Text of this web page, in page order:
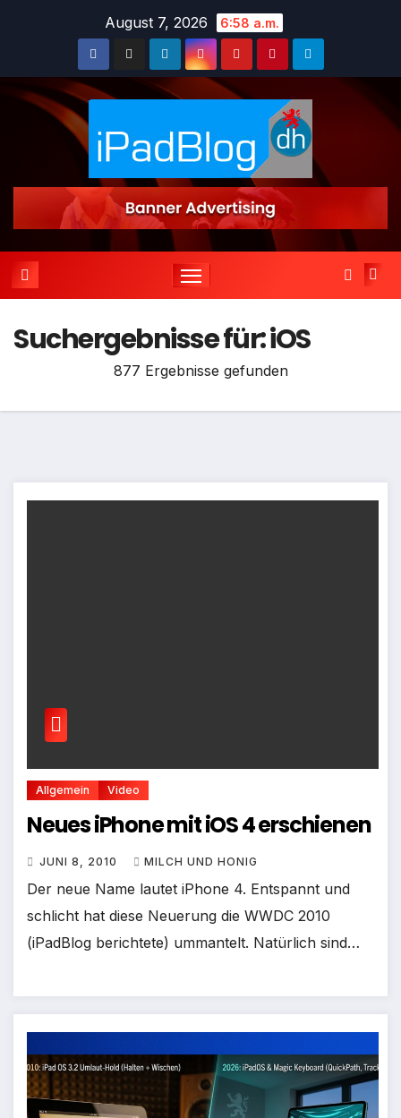
August 7, 2026 6:58 a.m.
Suchergebnisse für:iOS
877 Ergebnisse gefunden
Allgemein Video
Neues iPhone mit iOS 4 erschienen
JUNI 8, 2010 MILCH UND HONIG
Der neue Name lautet iPhone 4. Entspannt und
schlicht hat diese Neuerung die WWDC 2010
(iPadBlog berichtete) ummantelt. Natürlich sind…